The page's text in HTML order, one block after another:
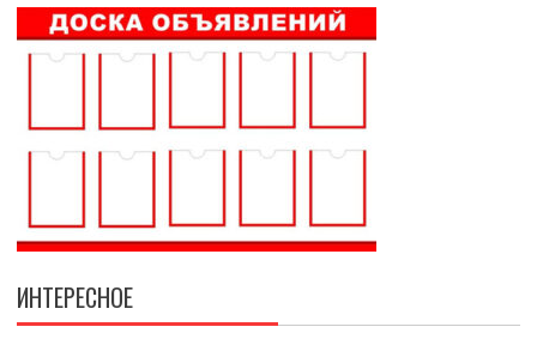
ИНТЕРЕСНОЕ